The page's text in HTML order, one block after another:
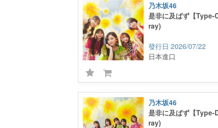
乃木坂46
是非に及ばず【Type-
ray)
2026/07/22
日本進口
乃木坂46
是非に及ばず【Type-
ray)